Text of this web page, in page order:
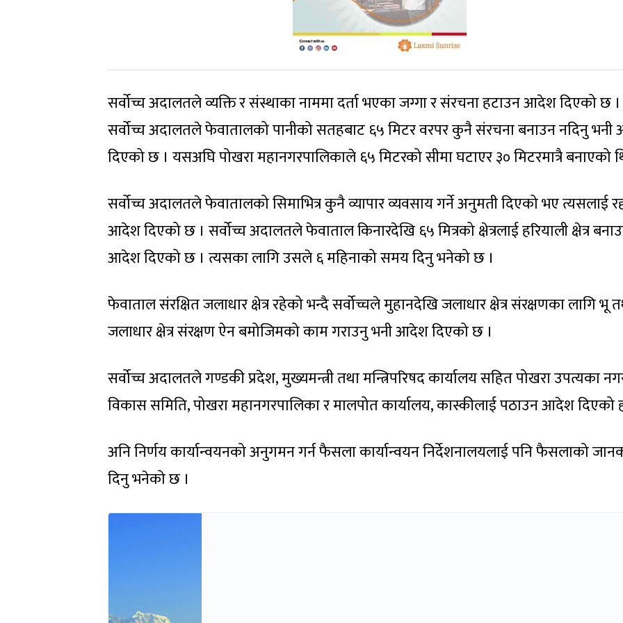
सर्वोच्च अदालतले व्यक्ति र संस्थाका नाममा दर्ता भएका जग्गा र संरचना हटाउन आदेश दिएको छ ।
सर्वोच्च अदालतले फेवातालको पानीको सतहबाट ६५ मिटर वरपर कुनै संरचना बनाउन नदिनु
दिएको छ । यसअघि पोखरा महानगरपालिकाले ६५ मिटरको सीमा घटाएर ३० मिटरमात्रै बनाएको
सर्वोच्च अदालतले फेवातालको सिमाभित्र कुनै व्यापार व्यवसाय गर्ने अनुमती दिएको भए त्यसलाई
आदेश दिएको छ । सर्वोच्च अदालतले फेवाताल किनारदेखि ६५ मित्रको क्षेत्रलाई हरियाली क्षेत्र
आदेश दिएको छ । त्यसका लागि उसले ६ महिनाको समय दिनु भनेको छ ।
फेवाताल संरक्षित जलाधार क्षेत्र रहेको भन्दै सर्वोच्चले मुहानदेखि जलाधार क्षेत्र संरक्षणका लागि भू
जलाधार क्षेत्र संरक्षण ऐन बमोजिमको काम गराउनु भनी आदेश दिएको छ ।
सर्वोच्च अदालतले गण्डकी प्रदेश, मुख्यमन्त्री तथा मन्त्रिपरिषद कार्यालय सहित पोखरा उपत्यका
विकास समिति, पोखरा महानगरपालिका र मालपोत कार्यालय, कास्कीलाई पठाउन आदेश दिएको
अनि निर्णय कार्यान्वयनको अनुगमन गर्न फैसला कार्यान्वयन निर्देशनालयलाई पनि फैसलाको
दिनु भनेको छ ।